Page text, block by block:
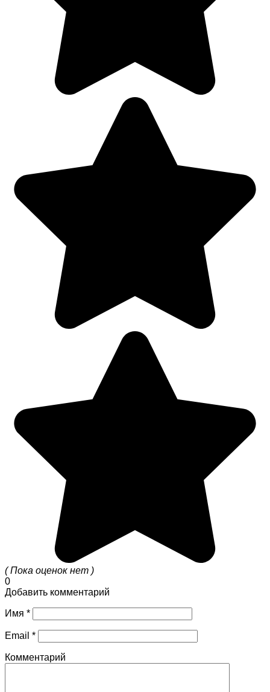
( Пока оценок нет )
0
Добавить комментарий
Имя *
Email *
Комментарий